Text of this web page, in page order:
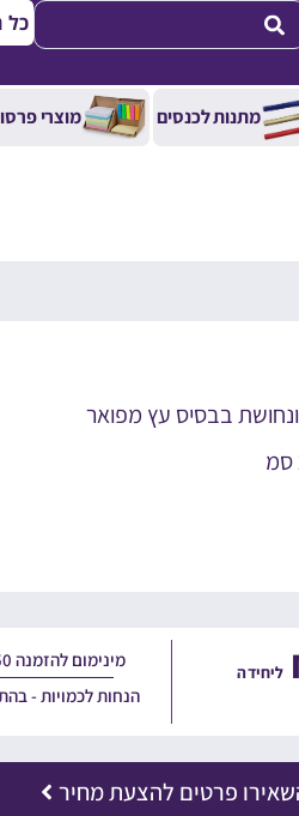
כל
מתנות לכנסים מוצרי
בבסיס עץ מפואר
מינימום להזמנה 50 יחידות
הנחות לכמויות -
פרטים להצעת מחיר